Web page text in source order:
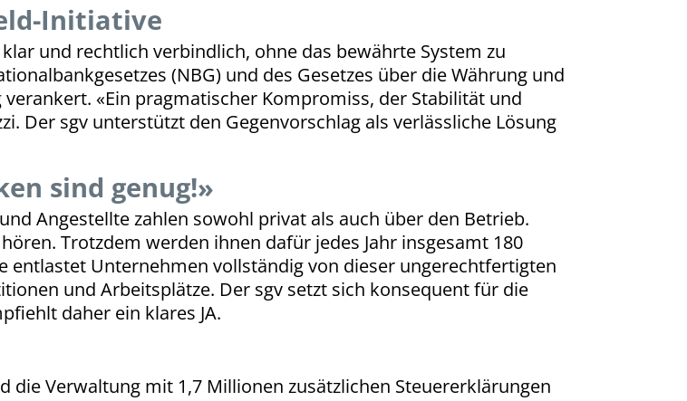
Initiative
und rechtlich verbindlich, ohne das bewährte System zu
(NBG) und des Gesetzes über die Währung und
«Ein pragmatischer Kompromiss, der Stabilität und
Der sgv unterstützt den Gegenvorschlag als verlässliche Lösung
sind genug!»
Angestellte zahlen sowohl privat als auch über den Betrieb.
Trotzdem werden ihnen dafür jedes Jahr insgesamt 180
entlastet Unternehmen vollständig von dieser ungerechtfertigten
und Arbeitsplätze. Der sgv setzt sich konsequent für die
daher ein klares JA.
die Verwaltung mit 1,7 Millionen zusätzlichen Steuererklärungen